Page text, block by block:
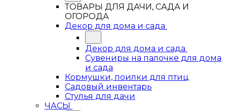
ТОВАРЫ ДЛЯ ДАЧИ, САДА И
ОГОРОДА
Декор для дома и сада
Декор для дома и сада
Сувениры на палочке для дома
и сада
Кормушки, поилки для птиц
Садовый инвентарь
Стулья для дачи
ЧАСЫ